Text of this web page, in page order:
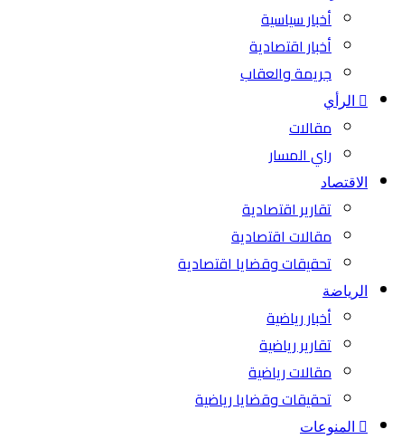
أخبار سياسية
أخبار اقتصادية
جريمة والعقاب
الرأي
مقالات
راي المسار
الاقتصاد
تقارير اقتصادية
مقالات اقتصادية
تحقيقات وقضايا اقتصادية
الرياضة
أخبار رياضية
تقارير رياضية
مقالات رياضية
تحقيقات وقضايا رياضية
المنوعات